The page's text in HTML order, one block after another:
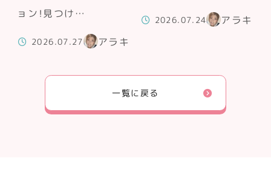
ョン！見つけ…
2026.07.27 アラキ
2026.07.24 アラキ
一覧に戻る